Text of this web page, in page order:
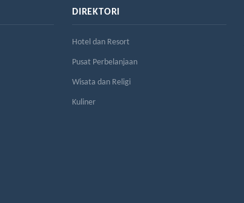
DIREKTORI
Hotel dan Resort
Pusat Perbelanjaan
Wisata dan Religi
Kuliner